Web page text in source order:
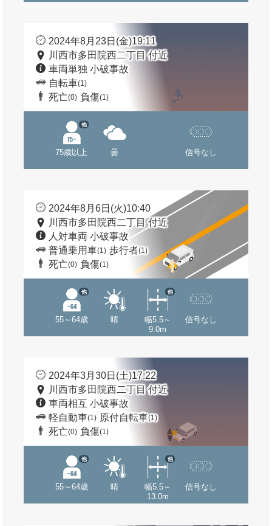
2024年8月23日(金)19:11
川西市多田院西二丁目 付近
車両単独 小破事故
自転車(1)
死亡(0) 負傷(1)
75歳以上
他
曇 信号なし
2024年8月6日(火)10:40
川西市多田院西二丁目 付近
人対車両 小破事故
普通乗用車(1) 歩行者(1)
死亡(0) 負傷(1)
55～64歳
他
晴
幅5.5～
9.0m
他
信号なし
2024年3月30日(土)17:22
川西市多田院西二丁目 付近
車両相互 小破事故
軽自動車(1) 原付自転車(1)
死亡(0) 負傷(1)
55～64歳
他
晴
幅5.5～
13.0m
他
信号なし